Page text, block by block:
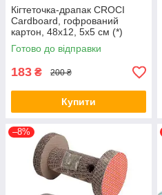
Кігтеточка-драпак CROCI
Cardboard, гофрований
картон, 48х12, 5х5 см (*)
Готово до відправки
183 ₴ 200 ₴
Купити
–8%